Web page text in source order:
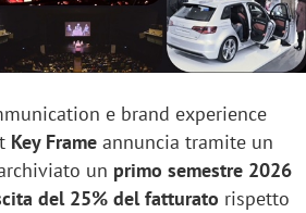
e brand experience
Key Frame annuncia tramite un
un primo semestre 2026
del 25% del fatturato rispetto